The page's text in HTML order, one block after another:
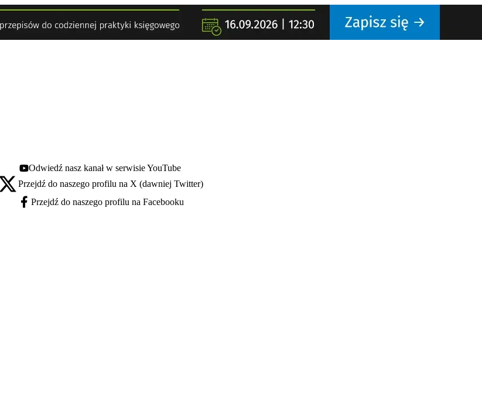
Youtube - otwiera się w nowej karcie
Odwiedź nasz kanał w serwisie YouTube
X - otwiera się w nowej karcie
Przejdź do naszego profilu na X (dawniej Twitter)
Facebook - otwiera się w nowej karcie
Przejdź do naszego profilu na Facebooku